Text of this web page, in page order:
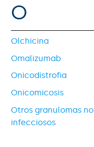
O
Olchicina
Omalizumab
Onicodistrofia
Onicomicosis
Otros granulomas no
infecciosos